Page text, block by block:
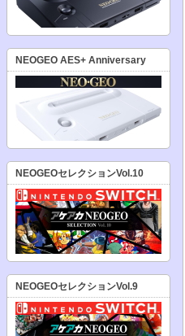
NEOGEO AES+ Anniversary
NEOGEOセレクションVol.10
NEOGEOセレクションVol.9